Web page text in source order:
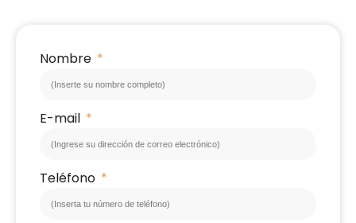
Nombre
E-mail
Teléfono